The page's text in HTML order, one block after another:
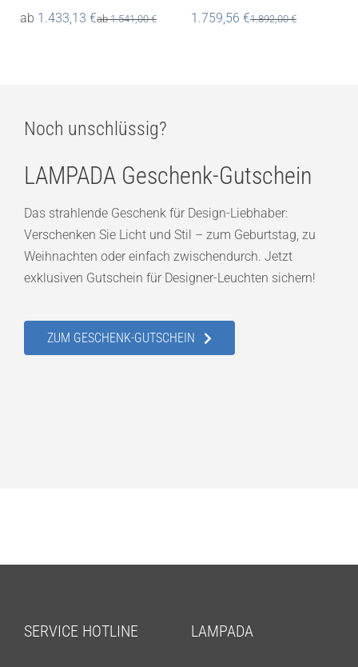
ab 1.433,13 €ab1.541,00€
1.759,56 €1.892,00€
Noch unschlüssig?
LAMPADA Geschenk-Gutschein
Das strahlende Geschenk für Design-Liebhaber:
Verschenken Sie Licht und Stil – zum Geburtstag, zu
Weihnachten oder einfach zwischendurch. Jetzt
exklusiven Gutschein für Designer-Leuchten sichern!
ZUM GESCHENK-GUTSCHEIN
SERVICE HOTLINE LAMPADA